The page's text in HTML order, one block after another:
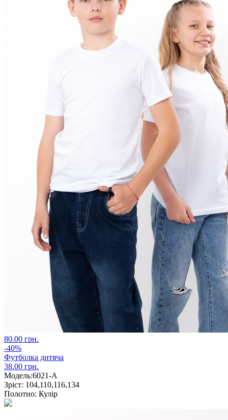
80.00 грн.
-40%
Футболка дитяча
38.00 грн.
Модель:6021-А
Зріст: 104,110,116,134
Полотно: Кулір